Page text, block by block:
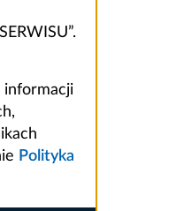
informacji
Polityka